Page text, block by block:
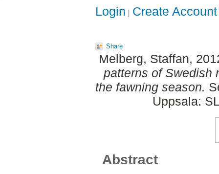
Login Create Account
Share
Melberg, Staffan,
patterns of Swedish
the fawning season.
Uppsala:
Abstract